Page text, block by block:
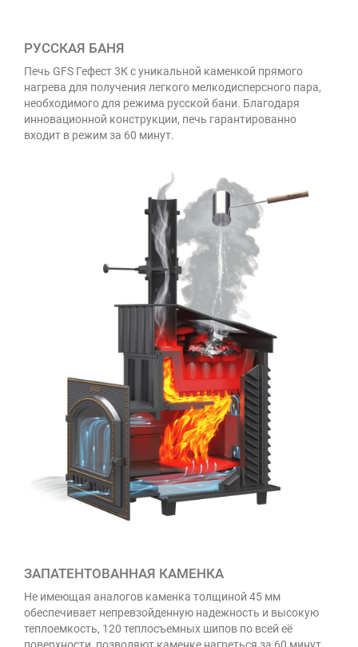
РУССКАЯ БАНЯ
Печь GFS Гефест 3К с уникальной каменкой прямого
нагрева для получения легкого мелкодисперсного пара,
необходимого для режима русской бани. Благодаря
инновационной конструкции, печь гарантированно
входит в режим за 60 минут.
ЗАПАТЕНТОВАННАЯ КАМЕНКА
Не имеющая аналогов каменка толщиной 45 мм
обеспечивает непревзойденную надежность и высокую
теплоемкость, 120 теплосъемных шипов по всей её